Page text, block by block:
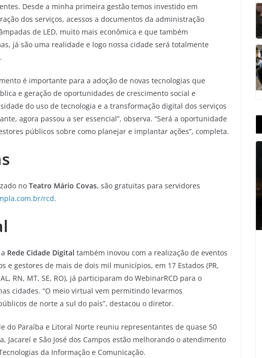
Desde a minha primeira gestão temos investido em
dos serviços, acessos a documentos da administração
de LED, muito mais econômica e que também
já são uma realidade e logo nossa cidade será totalmente
é importante para a adoção de novas tecnologias que
e geração de oportunidades de crescimento social e
do uso de tecnologia e a transformação digital dos serviços
agora passou a ser essencial”, observa. “Será a oportunidade
públicos sobre como planejar e implantar ações”, completa.
no Teatro Mário Covas, são gratuitas para servidores
rcd.
Rede Cidade Digital também inovou com a realização de eventos
e gestores de mais de dois mil municípios, em 17 Estados (PR,
AL, RN, MT, SE, RO), já participaram do WebinarRCD para o
cidades. “O meio virtual vem permitindo levarmos
de norte a sul do país”, destacou o diretor.
do Paraíba e Litoral Norte reuniu representantes de quase 50
Jacareí e São José dos Campos estão melhorando o atendimento
da Informação e Comunicação.